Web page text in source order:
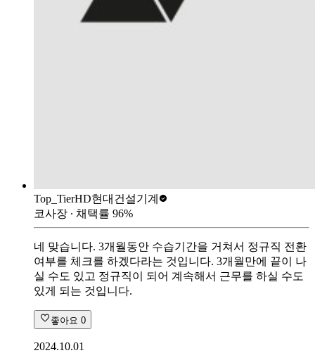
Top_TierHD현대건설기계
코사장 ∙ 채택률 96%
네 맞습니다. 3개월동안 수습기간을 거쳐서 정규직 전환
여부를 체크를 하겠다라는 것입니다. 3개월만에 끝이 나
실 수도 있고 정규직이 되어 계속해서 근무를 하실 수도
있게 되는 것입니다.
좋아요 0
2024.10.01